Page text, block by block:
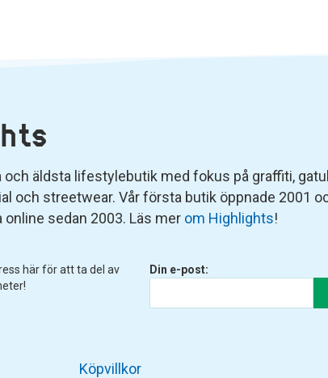
äldsta lifestylebutik med fokus på graffiti,
och streetwear. Vår första butik öppnade 2001
sedan 2003. Läs mer om Highlights!
här för att ta del av
Din e-post:
Köpvillkor